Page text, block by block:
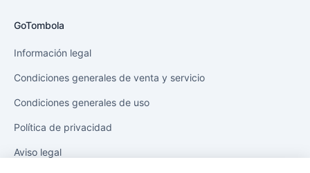
GoTombola
Información legal
Condiciones generales de venta y servicio
Condiciones generales de uso
Política de privacidad
Aviso legal